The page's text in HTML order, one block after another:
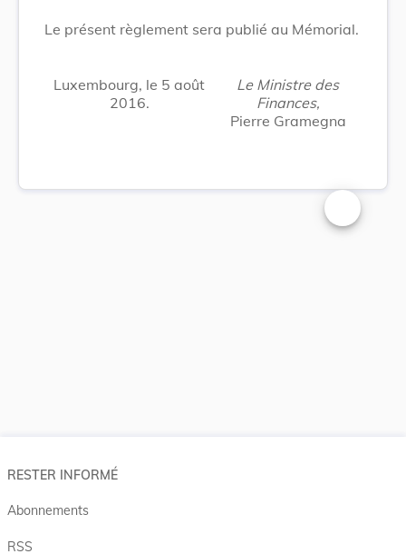
Le présent règlement sera publié au Mémorial.
Luxembourg, le 5 août
2016.
Le Ministre des
Finances,
Pierre Gramegna
Changer la
RESTER INFORMÉ
Abonnements
RSS